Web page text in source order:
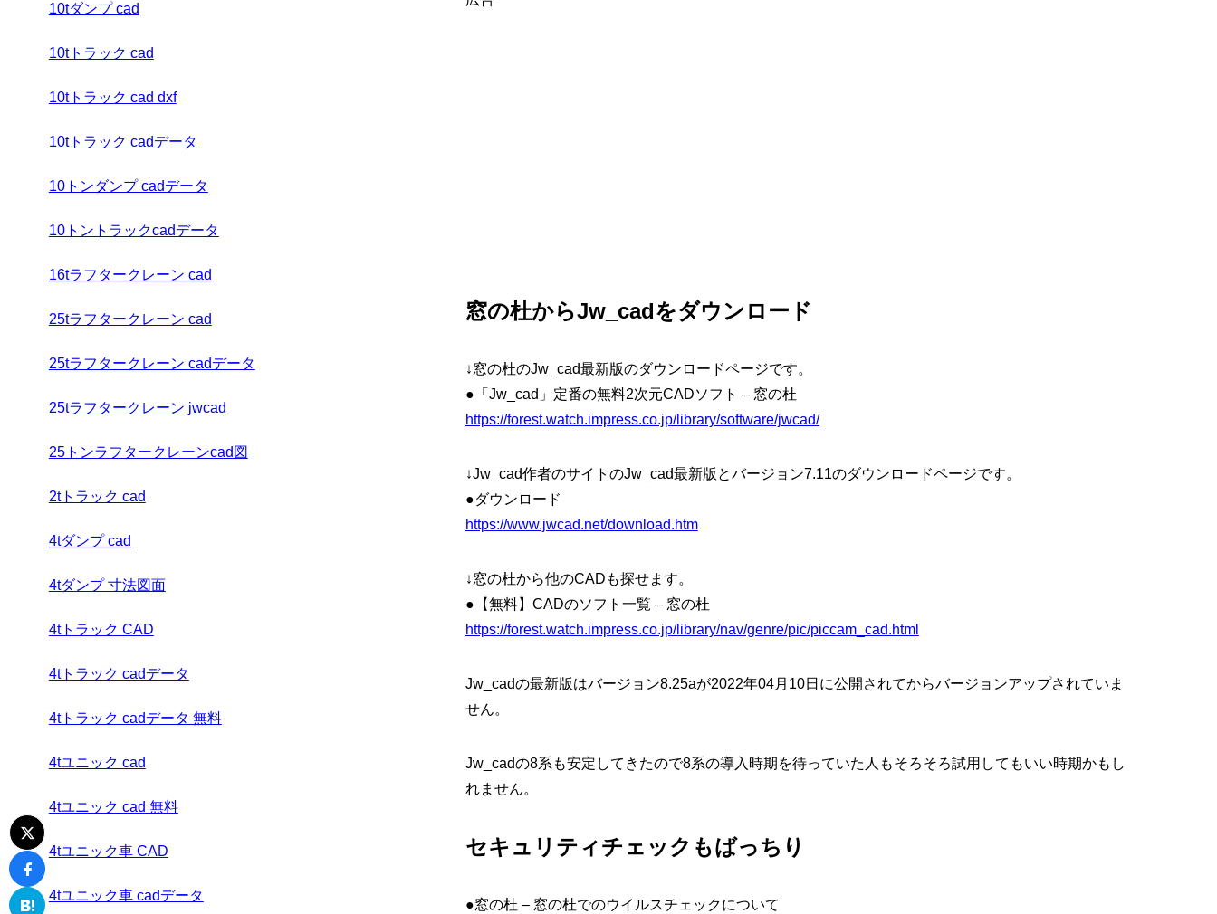
窓の杜からJw_cadをダウンロード
↓窓の杜のJw_cad最新版のダウンロードページです。
●「Jw_cad」定番の無料2次元CADソフト – 窓の杜
https://forest.watch.impress.co.jp/library/software/jwcad/
↓Jw_cad作者のサイトのJw_cad最新版とバージョン7.11のダウンロードページです。
●ダウンロード
https://www.jwcad.net/download.htm
↓窓の杜から他のCADも探せます。
●【無料】CADのソフト一覧 – 窓の杜
https://forest.watch.impress.co.jp/library/nav/genre/pic/piccam_cad.html
Jw_cadの最新版はバージョン8.25aが2022年04月10日に公開されてからバージョンアップされていま
せん。
Jw_cadの8系も安定してきたので8系の導入時期を待っていた人もそろそろ試用してもいい時期かもし
れません。
セキュリティチェックもばっちり
●窓の杜 – 窓の杜でのウイルスチェックについて
10tダンプ cad
10tトラック cad
10tトラック cad dxf
10tトラック cadデータ
10トンダンプ cadデータ
10トントラックcadデータ
16tラフタークレーン cad
25tラフタークレーン cad
25tラフタークレーン cadデータ
25tラフタークレーン jwcad
25トンラフタークレーンcad図
2tトラック cad
4tダンプ cad
4tダンプ 寸法図面
4tトラック CAD
4tトラック cadデータ
4tトラック cadデータ 無料
4tユニック cad
4tユニック cad 無料
4tユニック車 CAD
4tユニック車 cadデータ